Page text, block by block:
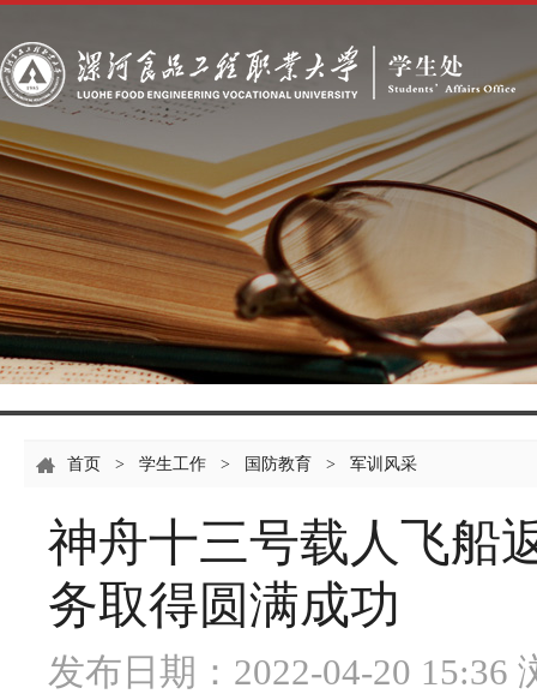
首页 > 学生工作 > 国防教育 > 军训风采
神舟十三号载人飞船
务取得圆满成功
发布日期：2022-04-20 15:36